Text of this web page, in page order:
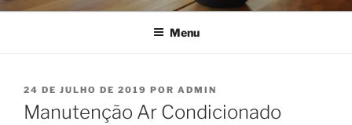
Menu
PUBLICADO
EM
24 DE JULHO DE 2019 POR ADMIN
Manutenção Ar Condicionado